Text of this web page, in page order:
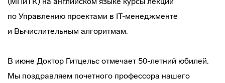
по Управлению проектами в IT-менеджменте
и Вычислительным алгоритмам.
В июне Доктор Гитцельс отмечает 50-летний юбилей.
Мы поздравляем почетного профессора нашего